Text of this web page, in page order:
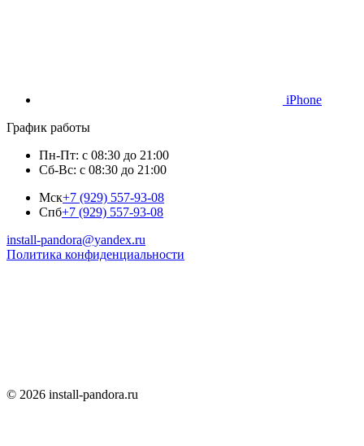
iPhone
График работы
Пн-Пт: с 08:30 до 21:00
Сб-Вс: с 08:30 до 21:00
Мск+7 (929) 557-93-08
Спб+7 (929) 557-93-08
install-pandora@yandex.ru
Политика конфиденциальности
© 2026 install-pandora.ru